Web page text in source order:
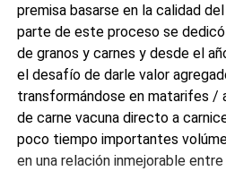
premisa basarse en la calidad
parte de este proceso se
de granos y carnes y desde el
el desafío de darle valor
transformándose en matarifes /
de carne vacuna directo a
poco tiempo importantes
en una relación inmejorable